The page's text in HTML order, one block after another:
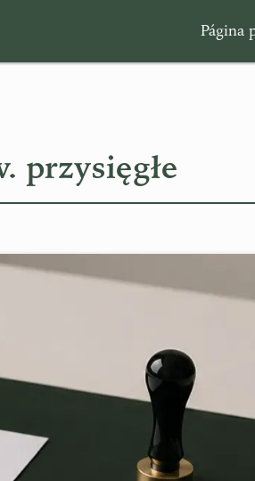
Página
przysięgłe